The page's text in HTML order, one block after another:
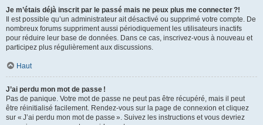
Je m’étais déjà inscrit par le passé mais ne peux plus me connecter ?!
Il est possible qu’un administrateur ait désactivé ou supprimé votre compte. De
nombreux forums suppriment aussi périodiquement les utilisateurs inactifs
pour réduire leur base de données. Dans ce cas, inscrivez-vous à nouveau et
participez plus régulièrement aux discussions.
Haut
J’ai perdu mon mot de passe !
Pas de panique. Votre mot de passe ne peut pas être récupéré, mais il peut
être réinitialisé facilement. Rendez-vous sur la page de connexion et cliquez
sur « J’ai perdu mon mot de passe ». Suivez les instructions et vous devriez